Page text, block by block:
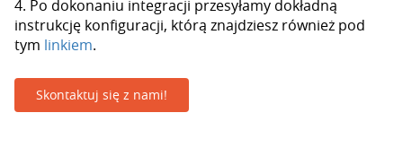
4. Po dokonaniu integracji przesyłamy dokładną
instrukcję konfiguracji, którą znajdziesz również pod
tym linkiem.
Skontaktuj się z nami!